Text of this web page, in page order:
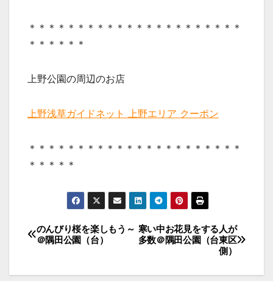
＊＊＊＊＊＊＊＊＊＊＊＊＊＊＊＊＊＊＊＊＊＊
＊＊＊＊＊＊
上野公園の周辺のお店
上野浅草ガイドネット 上野エリア クーポン
＊＊＊＊＊＊＊＊＊＊＊＊＊＊＊＊＊＊＊＊＊＊
＊＊＊＊＊
投
稿
寒い中お花見をする人が
多数＠隅田公園（台東区
側）
のんびり桜を楽しもう～
＠隅田公園（台）